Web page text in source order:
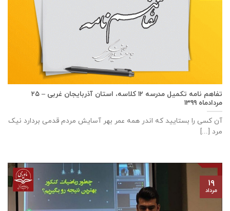
تفاهم نامه تكميل مدرسه ۱۲ كلاسه، استان آذربايجان غربی – ۲۵
مردادماه ۱۳۹۹
آن کسی را بستایید که اندر همه عمر بهر آسایش مردم قدمی بردارد نیک
مرد [...]
۱۹
مرداد